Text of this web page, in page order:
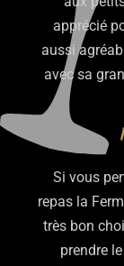
apprécié
aussi
avec sa
Si vous
repas la
très bon
prendre